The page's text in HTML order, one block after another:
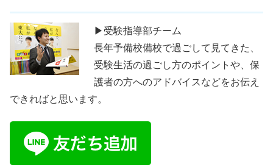
▶受験指導部チーム
長年予備校備校で過ごして見てきた、
受験生活の過ごし方のポイントや、保
護者の方へのアドバイスなどをお伝え
できればと思います。